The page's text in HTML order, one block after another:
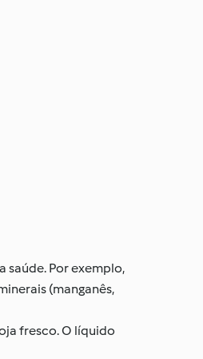
saúde. Por exemplo,
(manganês,
fresco. O líquido